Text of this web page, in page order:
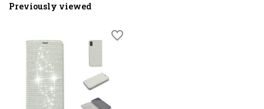
Previously viewed